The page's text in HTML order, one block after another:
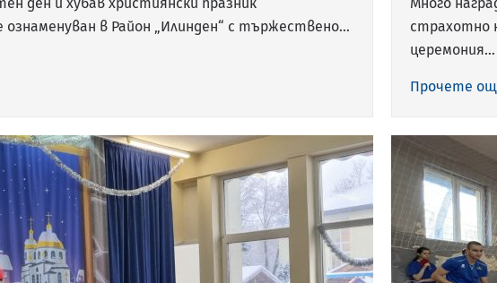
ознаменуван в Район „Илинден“ с тържествено…
страхотно
церемония…
Прочете